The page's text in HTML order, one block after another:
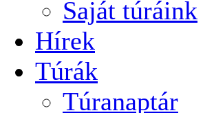
Saját túráink
Hírek
Túrák
Túranaptár